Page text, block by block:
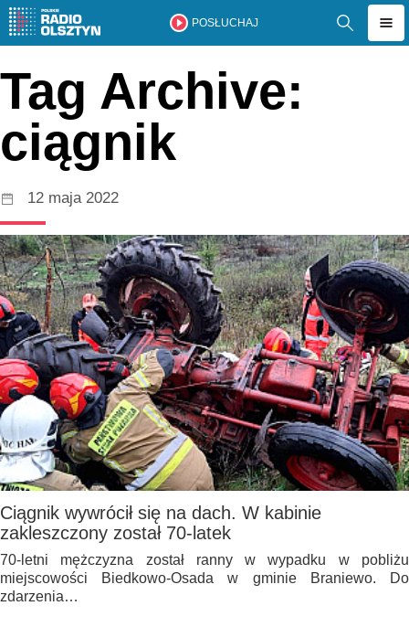
POSŁUCHAJ
Tag Archive:
ciągnik
12 maja 2022
Ciągnik wywrócił się na dach. W kabinie
zakleszczony został 70-latek
70-letni mężczyzna został ranny w wypadku w pobliżu
miejscowości Biedkowo-Osada w gminie Braniewo. Do
zdarzenia…